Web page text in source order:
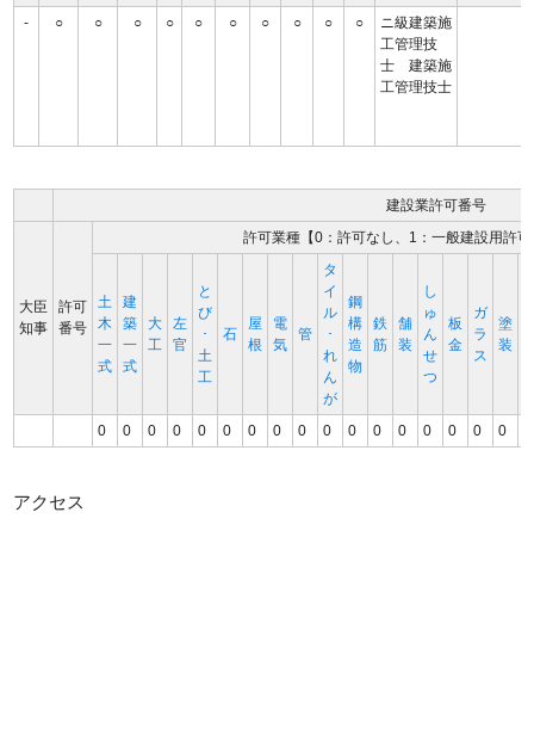
- ○ ○ ○ ○ ○ ○ ○ ○ ○ ○
ニ級建築施
工管理技
士 建築施
工管理技士
建設業許可番号
大臣
知事
許可
番号
許可業種【0：許可なし、1：一般建設用許
土
木
一
式
建
築
一
式
大
工
左
官
と
び
･
土
工
石
屋
根
電
気
管
タ
イ
ル
･
れ
ん
が
鋼
構
造
物
鉄
筋
舗
装
し
ゅ
ん
せ
つ
板
金
ガ
ラ
ス
塗
装
0 0 0 0 0 0 0 0 0 0 0 0 0 0 0 0 0
アクセス